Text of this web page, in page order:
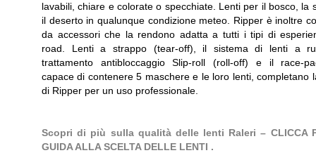
lavabili, chiare e colorate o specchiate. Lenti per il bosco, la
il deserto in qualunque condizione meteo. Ripper è inoltre
da accessori che la rendono adatta a tutti i tipi di
road. Lenti a strappo (tear-off), il sistema di lenti a
trattamento antibloccaggio Slip-roll (roll-off) e il race-
capace di contenere 5 maschere e le loro lenti, completano
di Ripper per un uso professionale.
Scopri di più sulla qualità delle lenti Raleri – CLICCA
GUIDA ALLA SCELTA DELLE LENTI .